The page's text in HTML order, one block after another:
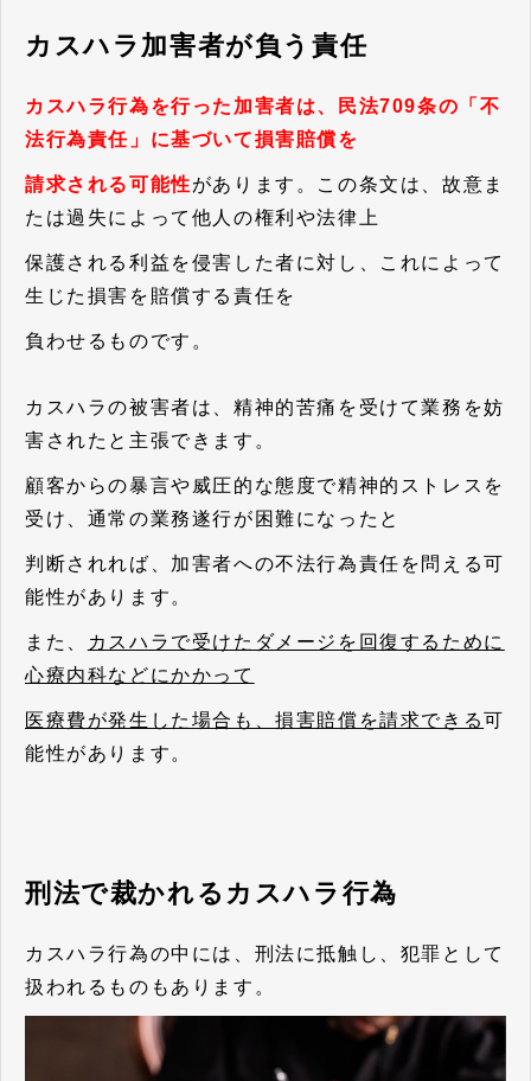
カスハラ加害者が負う責任
カスハラ行為を行った加害者は、民法709条の「不
法行為責任」に基づいて損害賠償を
請求される可能性があります。この条文は、故意ま
たは過失によって他人の権利や法律上
保護される利益を侵害した者に対し、これによって
生じた損害を賠償する責任を
負わせるものです。
カスハラの被害者は、精神的苦痛を受けて業務を妨
害されたと主張できます。
顧客からの暴言や威圧的な態度で精神的ストレスを
受け、通常の業務遂行が困難になったと
判断されれば、加害者への不法行為責任を問える可
能性があります。
また、
カスハラで受けたダメージを回復するために
心療内科などにかかって
医療費が発生した場合も、損害賠償を請求できる可
能性があります。
刑法で裁かれるカスハラ行為
カスハラ行為の中には、刑法に抵触し、犯罪として
扱われるものもあります。